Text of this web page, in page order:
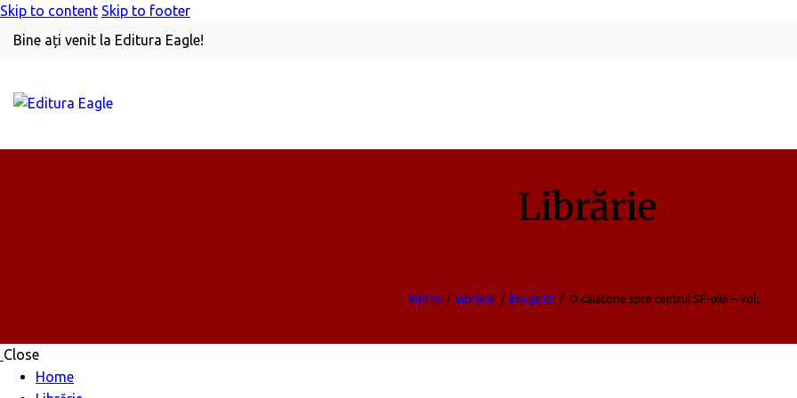
Skip to content Skip to footer
Bine ați venit la Editura Eagle!
Librărie
Home Librărie Exegeză O călătorie spre centrul SF-ului – vol...
Close
Home